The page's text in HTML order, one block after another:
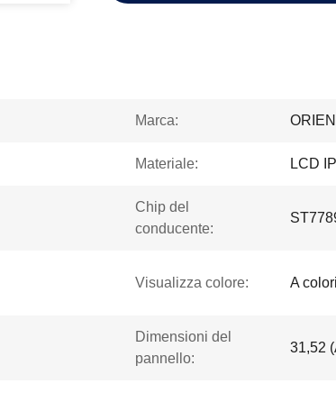
Marca:
Materiale: LCD
Chip del
conducente:
Visualizza colore: A colori
Dimensioni del
pannello:
31,52